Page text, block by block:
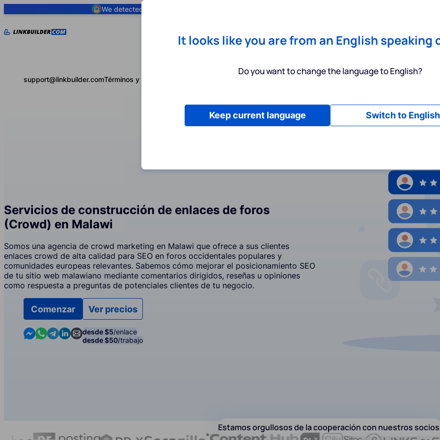
We detected you are using
support@linkbuilder.comTérminos y condiciones
Servicios de construcción de enlaces de foros
(Crowd) en Malawi
Somos una agencia de crowd marketing en Malawi que ofrece a sus clientes
enlaces crowd de alta calidad para SEO en foros occidentales populares y
comunidades europeas relevantes. Sabemos cómo mejorar el posicionamiento SEO
de tu sitio web malawiano mediante comentarios dirigidos, reseñas u opiniones
como respuesta a preguntas de potenciales clientes de tu negocio.
Comenzar
Contact us in Messenger
Contact us in WhatsApp
Contact us in Telegram
Contact us in Linkedin
Contact us by email
Ver precios
desde $5/enlace
desde $50/trabajo
Estamos orgullosos de la cooperación con nuestros
It looks like you are from an English speaking
Do you want to change the language to English?
Switch to English
Keep current language